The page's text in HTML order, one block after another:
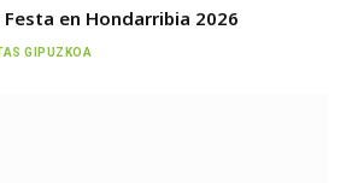
en Hondarribia 2026
GIPUZKOA